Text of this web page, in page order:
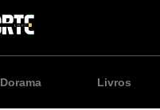
Dorama Livros